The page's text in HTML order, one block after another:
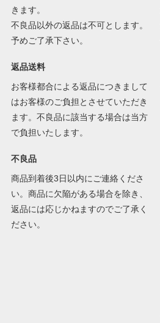
きます。
不良品以外の返品は不可とします。
予めご了承下さい。
返品送料
お客様都合による返品につきまして
はお客様のご負担とさせていただき
ます。不良品に該当する場合は当方
で負担いたします。
不良品
商品到着後3日以内にご連絡くださ
い。商品に欠陥がある場合を除き、
返品には応じかねますのでご了承く
ださい。